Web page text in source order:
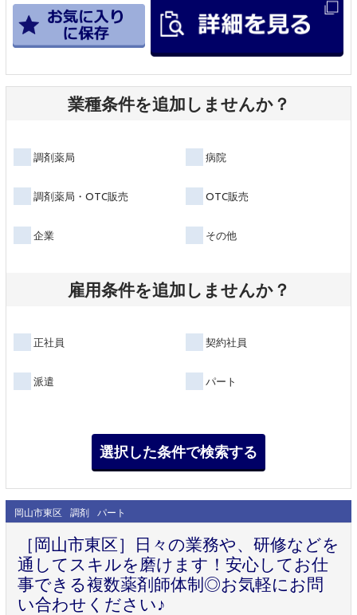
業種条件を追加しませんか？
調剤薬局 病院
調剤薬局・OTC販売 OTC販売
企業 その他
雇用条件を追加しませんか？
正社員 契約社員
派遣 パート
岡山市東区 調剤 パート
［岡山市東区］日々の業務や、研修などを
通してスキルを磨けます！安心してお仕
事できる複数薬剤師体制◎お気軽にお問
い合わせください♪